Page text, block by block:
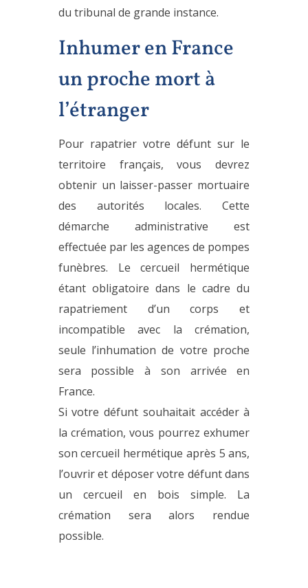
du tribunal de grande instance.
Inhumer en France
un proche mort à
l’étranger
Pour rapatrier votre défunt sur le
territoire français, vous devrez
obtenir un laisser-passer mortuaire
des autorités locales. Cette
démarche administrative est
effectuée par les agences de pompes
funèbres. Le cercueil hermétique
étant obligatoire dans le cadre du
rapatriement d’un corps et
incompatible avec la crémation,
seule l’inhumation de votre proche
sera possible à son arrivée en
France.
Si votre défunt souhaitait accéder à
la crémation, vous pourrez exhumer
son cercueil hermétique après 5 ans,
l’ouvrir et déposer votre défunt dans
un cercueil en bois simple. La
crémation sera alors rendue
possible.